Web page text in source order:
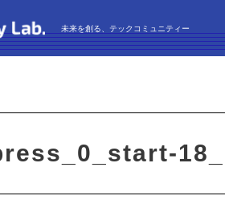
未来を創る、テックコミュニティー